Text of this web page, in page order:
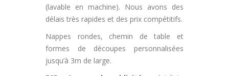
(lavable en machine). Nous avons des
délais très rapides et des prix compétitifs.
Nappes rondes, chemin de table et
formes de découpes personnalisées
jusqu’à 3m de large.